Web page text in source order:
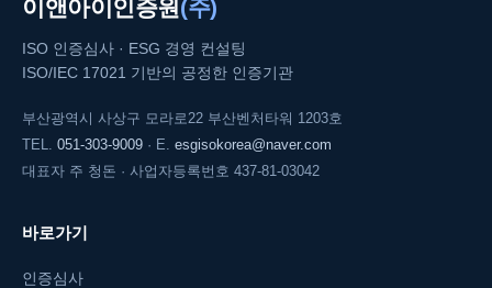
이앤아이인증원 (주)
ISO 인증심사 · ESG 경영 컨설팅
ISO/IEC 17021 기반의 공정한 인증기관
부산광역시 사상구 모라로22 부산벤처타워 1203호
TEL. 051-303-9009 · E. esgisokorea@naver.com
대표자 주 청돈 · 사업자등록번호 437-81-03042
바로가기
인증심사